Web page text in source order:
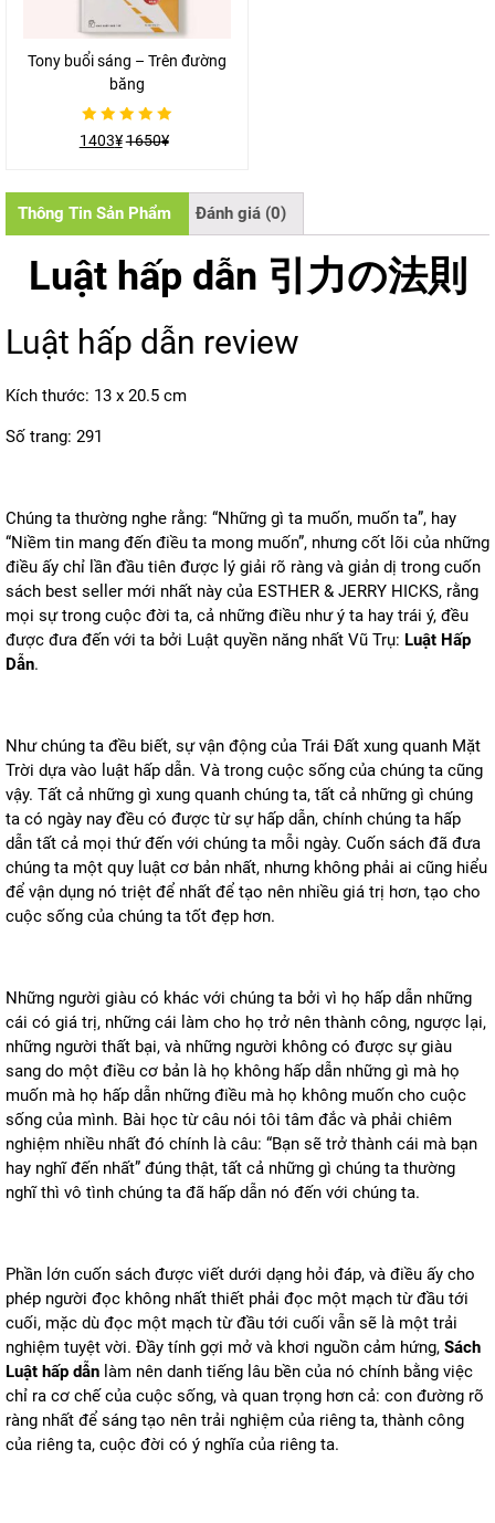
Tony buổi sáng – Trên đường
băng
Được
xếp
1403¥1650¥
Thông Tin Sản Phẩm Đánh giá (0)
Luật hấp dẫn 引力の法則
Luật hấp dẫn review
Kích thước: 13 x 20.5 cm
Số trang: 291
Chúng ta thường nghe rằng: “Những gì ta muốn, muốn ta”, hay
“Niềm tin mang đến điều ta mong muốn”, nhưng cốt lõi của những
điều ấy chỉ lần đầu tiên được lý giải rõ ràng và giản dị trong cuốn
sách best seller mới nhất này của ESTHER & JERRY HICKS, rằng
mọi sự trong cuộc đời ta, cả những điều như ý ta hay trái ý, đều
được đưa đến với ta bởi Luật quyền năng nhất Vũ Trụ: Luật Hấp
Dẫn.
Như chúng ta đều biết, sự vận động của Trái Đất xung quanh Mặt
Trời dựa vào luật hấp dẫn. Và trong cuộc sống của chúng ta cũng
vậy. Tất cả những gì xung quanh chúng ta, tất cả những gì chúng
ta có ngày nay đều có được từ sự hấp dẫn, chính chúng ta hấp
dẫn tất cả mọi thứ đến với chúng ta mỗi ngày. Cuốn sách đã đưa
chúng ta một quy luật cơ bản nhất, nhưng không phải ai cũng hiểu
để vận dụng nó triệt để nhất để tạo nên nhiều giá trị hơn, tạo cho
cuộc sống của chúng ta tốt đẹp hơn.
Những người giàu có khác với chúng ta bởi vì họ hấp dẫn những
cái có giá trị, những cái làm cho họ trở nên thành công, ngược lại,
những người thất bại, và những người không có được sự giàu
sang do một điều cơ bản là họ không hấp dẫn những gì mà họ
muốn mà họ hấp dẫn những điều mà họ không muốn cho cuộc
sống của mình. Bài học từ câu nói tôi tâm đắc và phải chiêm
nghiệm nhiều nhất đó chính là câu: “Bạn sẽ trở thành cái mà bạn
hay nghĩ đến nhất” đúng thật, tất cả những gì chúng ta thường
nghĩ thì vô tình chúng ta đã hấp dẫn nó đến với chúng ta.
Phần lớn cuốn sách được viết dưới dạng hỏi đáp, và điều ấy cho
phép người đọc không nhất thiết phải đọc một mạch từ đầu tới
cuối, mặc dù đọc một mạch từ đầu tới cuối vẫn sẽ là một trải
nghiệm tuyệt vời. Đầy tính gợi mở và khơi nguồn cảm hứng, Sách
Luật hấp dẫn làm nên danh tiếng lâu bền của nó chính bằng việc
chỉ ra cơ chế của cuộc sống, và quan trọng hơn cả: con đường rõ
ràng nhất để sáng tạo nên trải nghiệm của riêng ta, thành công
của riêng ta, cuộc đời có ý nghĩa của riêng ta.